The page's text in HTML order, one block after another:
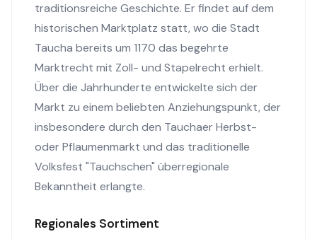
traditionsreiche Geschichte. Er findet auf dem
historischen Marktplatz statt, wo die Stadt
Taucha bereits um 1170 das begehrte
Marktrecht mit Zoll- und Stapelrecht erhielt.
Über die Jahrhunderte entwickelte sich der
Markt zu einem beliebten Anziehungspunkt, der
insbesondere durch den Tauchaer Herbst-
oder Pflaumenmarkt und das traditionelle
Volksfest "Tauchschen" überregionale
Bekanntheit erlangte.
Regionales Sortiment